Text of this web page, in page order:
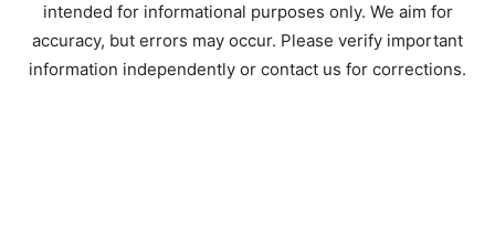
intended for informational purposes only. We aim for
accuracy, but errors may occur. Please verify important
information independently or contact us for corrections.